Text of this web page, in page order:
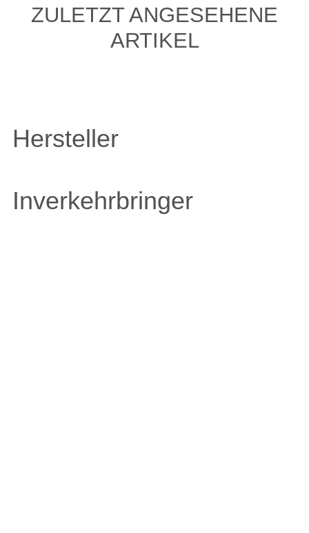
ZULETZT ANGESEHENE
ARTIKEL
Hersteller
Inverkehrbringer